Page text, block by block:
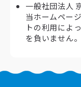
一般社団法人
当ホームペー
トの利用によ
を負いません。